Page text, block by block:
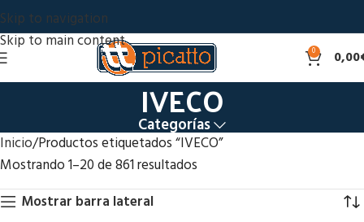
Skip to navigation
Skip to main content
0 0,00
IVECO
Categorías
Inicio Productos etiquetados “IVECO”
Mostrando 1–20 de 861 resultados
Mostrar barra lateral